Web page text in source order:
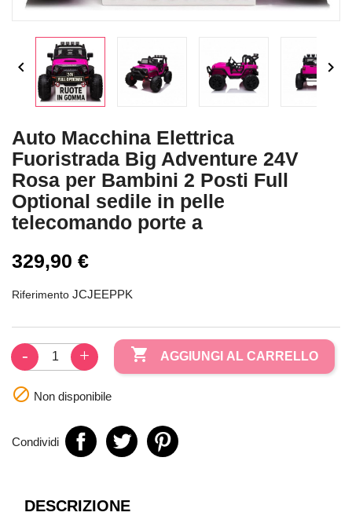
 
Auto Macchina Elettrica
Fuoristrada Big Adventure 24V
Rosa per Bambini 2 Posti Full
Optional sedile in pelle
telecomando porte a
329,90 €
Riferimento JCJEEPPK
 AGGIUNGI AL CARRELLO
 Non disponibile
Condividi
DESCRIZIONE